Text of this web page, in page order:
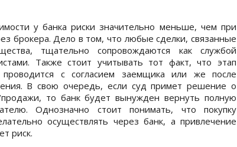
у банка риски значительно меньше, чем при
брокера. Дело в том, что любые сделки, связанные
тщательно сопровождаются как службой
Также стоит учитывать тот факт, что этап
с согласием заемщика или же после
В свою очередь, если суд примет решение о
продажи, то банк будет вынужден вернуть полную
Однозначно стоит понимать, что покупку
осуществлять через банк, а привлечение
риск.